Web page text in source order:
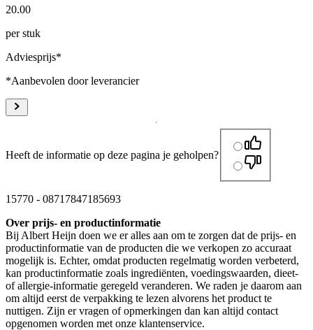
20.00
per stuk
Adviesprijs*
*Aanbevolen door leverancier
Heeft de informatie op deze pagina je geholpen?
15770 - 08717847185693
Over prijs- en productinformatie
Bij Albert Heijn doen we er alles aan om te zorgen dat de prijs- en
productinformatie van de producten die we verkopen zo accuraat
mogelijk is. Echter, omdat producten regelmatig worden verbeterd,
kan productinformatie zoals ingrediënten, voedingswaarden, dieet-
of allergie-informatie geregeld veranderen. We raden je daarom aan
om altijd eerst de verpakking te lezen alvorens het product te
nuttigen. Zijn er vragen of opmerkingen dan kan altijd contact
opgenomen worden met onze klantenservice.